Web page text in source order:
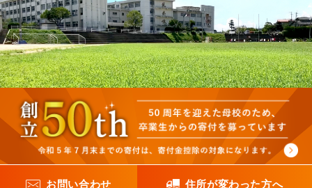
お問い合わせ 住所が変わった方へ